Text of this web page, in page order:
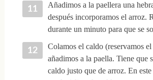
Añadimos a la paellera una
después incorporamos el arroz.
durante un minuto para que se
Colamos el caldo (reservamos
añadimos a la paella. Tiene que
caldo justo que de arroz. En este